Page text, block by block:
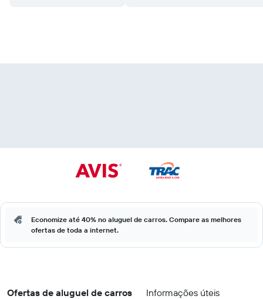
Economize até 40% no aluguel de carros. Compare as melhores
ofertas de toda a internet.
Ofertas de aluguel de carros Informações úteis